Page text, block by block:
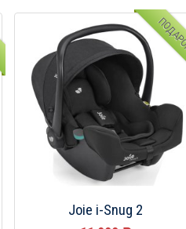
Joie i-Snug 2